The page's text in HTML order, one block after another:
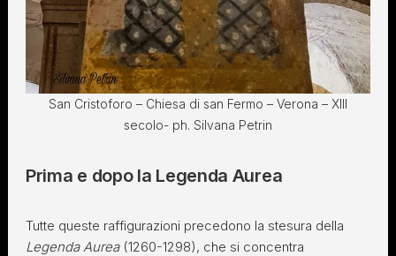
San Cristoforo – Chiesa di san Fermo – Verona – XIII
secolo- ph. Silvana Petrin
Prima e dopo la Legenda Aurea
Tutte queste raffigurazioni precedono la stesura della
Legenda Aurea(1260-1298), che si concentra